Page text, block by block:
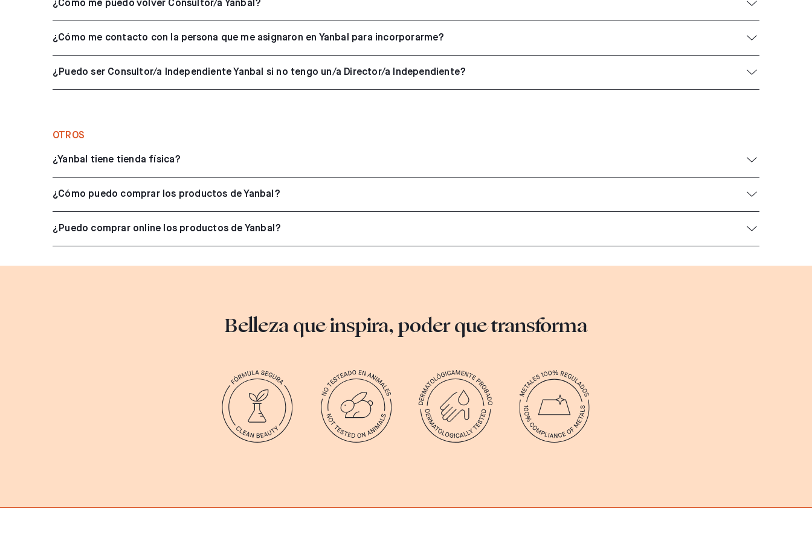
¿Cómo me puedo volver Consultor/a Yanbal?
¿Cómo me contacto con la persona que me asignaron en Yanbal para incorporarme?
¿Puedo ser Consultor/a Independiente Yanbal si no tengo un/a Director/a Independiente?
OTROS
¿Yanbal tiene tienda física?
¿Cómo puedo comprar los productos de Yanbal?
¿Puedo comprar online los productos de Yanbal?
Belleza que inspira, poder que transforma